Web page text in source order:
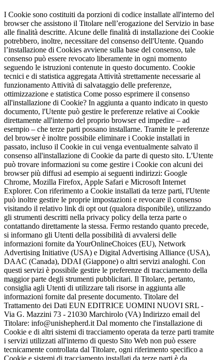
I Cookie sono costituiti da porzioni di codice installate all'interno del
browser che assistono il Titolare nell’erogazione del Servizio in base
alle finalità descritte. Alcune delle finalità di installazione dei Cookie
potrebbero, inoltre, necessitare del consenso dell'Utente. Quando
l’installazione di Cookies avviene sulla base del consenso, tale
consenso può essere revocato liberamente in ogni momento
seguendo le istruzioni contenute in questo documento. Cookie
tecnici e di statistica aggregata Attività strettamente necessarie al
funzionamento Attività di salvataggio delle preferenze,
ottimizzazione e statistica Come posso esprimere il consenso
all'installazione di Cookie? In aggiunta a quanto indicato in questo
documento, l'Utente può gestire le preferenze relative ai Cookie
direttamente all'interno del proprio browser ed impedire – ad
esempio – che terze parti possano installarne. Tramite le preferenze
del browser è inoltre possibile eliminare i Cookie installati in
passato, incluso il Cookie in cui venga eventualmente salvato il
consenso all'installazione di Cookie da parte di questo sito. L'Utente
può trovare informazioni su come gestire i Cookie con alcuni dei
browser più diffusi ad esempio ai seguenti indirizzi: Google
Chrome, Mozilla Firefox, Apple Safari e Microsoft Internet
Explorer. Con riferimento a Cookie installati da terze parti, l'Utente
può inoltre gestire le proprie impostazioni e revocare il consenso
visitando il relativo link di opt out (qualora disponibile), utilizzando
gli strumenti descritti nella privacy policy della terza parte o
contattando direttamente la stessa. Fermo restando quanto precede,
si informano gli Utenti della possibilità di avvalersi delle
informazioni fornite da YourOnlineChoices (EU), Network
Advertising Initiative (USA) e Digital Advertising Alliance (USA),
DAAC (Canada), DDAI (Giappone) o altri servizi analoghi. Con
questi servizi è possibile gestire le preferenze di tracciamento della
maggior parte degli strumenti pubblicitari. Il Titolare, pertanto,
consiglia agli Utenti di utilizzare tali risorse in aggiunta alle
informazioni fornite dal presente documento. Titolare del
Trattamento dei Dati EUN EDITRICE UOMINI NUOVI SRL -
Via G. Mazzini 73 - 21030 Marchirolo (VA) Indirizzo email del
Titolare: info@unishepherd.it Dal momento che l'installazione di
Cookie e di altri sistemi di tracciamento operata da terze parti tramite
i servizi utilizzati all'interno di questo Sito Web non può essere
tecnicamente controllata dal Titolare, ogni riferimento specifico a